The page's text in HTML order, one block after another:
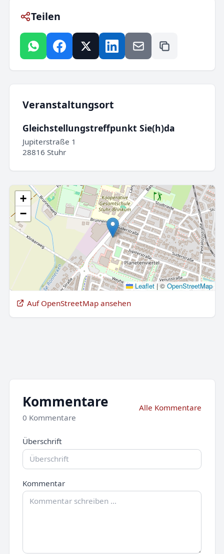
Teilen
Veranstaltungsort
Gleichstellungstreffpunkt Sie(h)da
Jupiterstraße 1
28816 Stuhr
+
−
Leaflet |© OpenStreetMap
Auf OpenStreetMap ansehen
Kommentare
0 Kommentare
Alle Kommentare
Überschrift
Kommentar